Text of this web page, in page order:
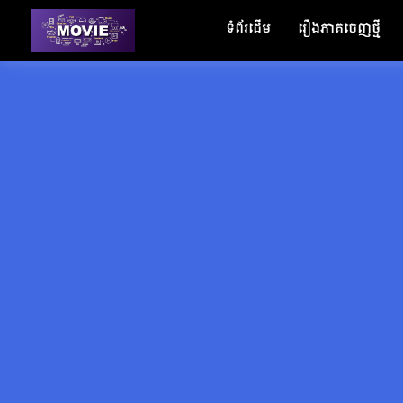
ទំព័រដើម រឿងភាគចេញថ្មី